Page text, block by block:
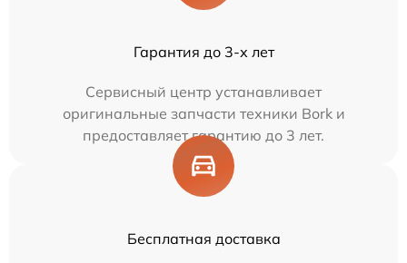
Гарантия до 3-х лет
Сервисный центр устанавливает
оригинальные запчасти техники Bork и
предоставляет гарантию до 3 лет.
Бесплатная доставка